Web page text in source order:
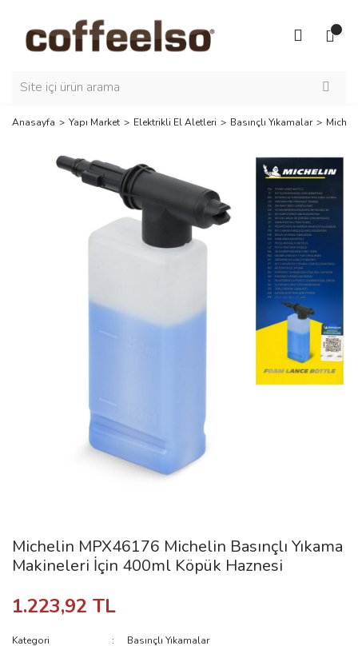
Anasayfa Yapı Market Elektrikli El Aletleri Basınçlı Yıkamalar
Michelin MPX46176 Michelin Basınçlı Yıkama
Makineleri İçin 400ml Köpük Haznesi
1.223,92 TL
Kategori
Basınçlı Yıkamalar